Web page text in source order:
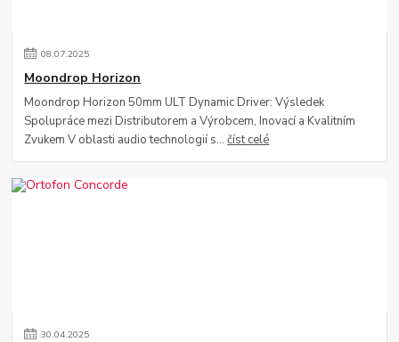
08.07.2025
Moondrop Horizon
Moondrop Horizon 50mm ULT Dynamic Driver: Výsledek
Spolupráce mezi Distributorem a Výrobcem, Inovací a Kvalitním
Zvukem V oblasti audio technologií s...číst celé
30.04.2025